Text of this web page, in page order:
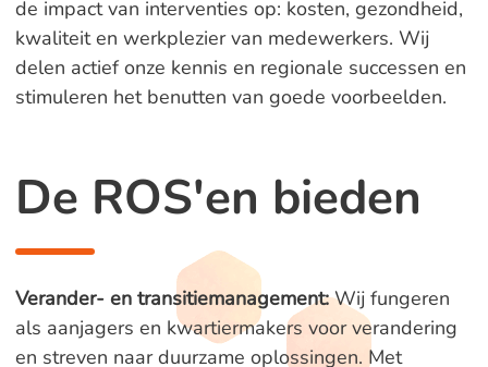
de impact van interventies op: kosten, gezondheid,
kwaliteit en werkplezier van medewerkers. Wij
delen actief onze kennis en regionale successen en
stimuleren het benutten van goede voorbeelden.
De ROS'en bieden
Verander- en transitiemanagement:Wij fungeren
als aanjagers en kwartiermakers voor verandering
en streven naar duurzame oplossingen. Met